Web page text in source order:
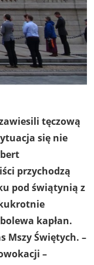
tęczową
się nie
przychodzą
pod świątynią z
kapłan.
Mszy Świętych. –
–